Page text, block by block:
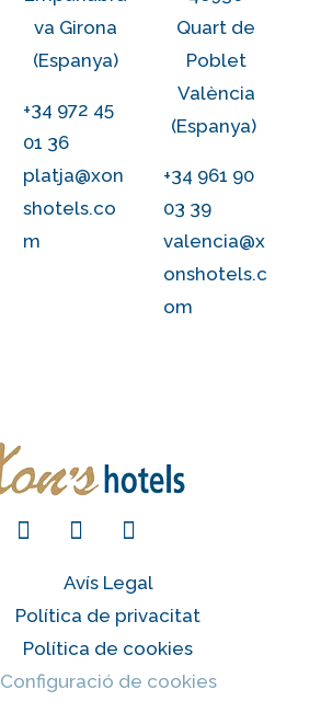
va Girona
(Espanya)
+34 972 45
01 36
platja@xon
shotels.co
m
Quart de
Poblet
València
(Espanya)
+34 961 90
03 39
valencia@x
onshotels.c
om
Avís Legal
Política de privacitat
Política de cookies
Configuració de cookies